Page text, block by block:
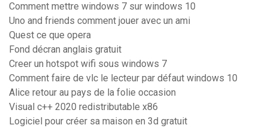
Comment mettre windows 7 sur windows 10
Uno and friends comment jouer avec un ami
Quest ce que opera
Fond décran anglais gratuit
Creer un hotspot wifi sous windows 7
Comment faire de vlc le lecteur par défaut windows 10
Alice retour au pays de la folie occasion
Visual c++ 2020 redistributable x86
Logiciel pour créer sa maison en 3d gratuit